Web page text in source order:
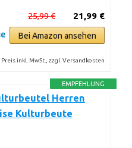
21,99 €
25,99 €
Bei Amazon ansehen
Preis inkl. MwSt., zzgl. Versandkosten
EMPFEHLUNG
Herren
Kulturbeute